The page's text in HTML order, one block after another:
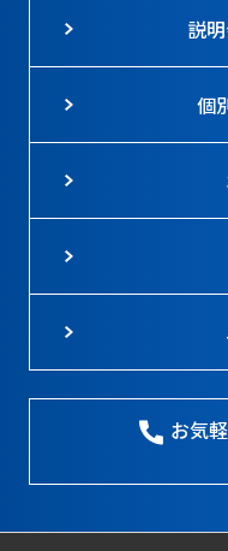
説
個
お気